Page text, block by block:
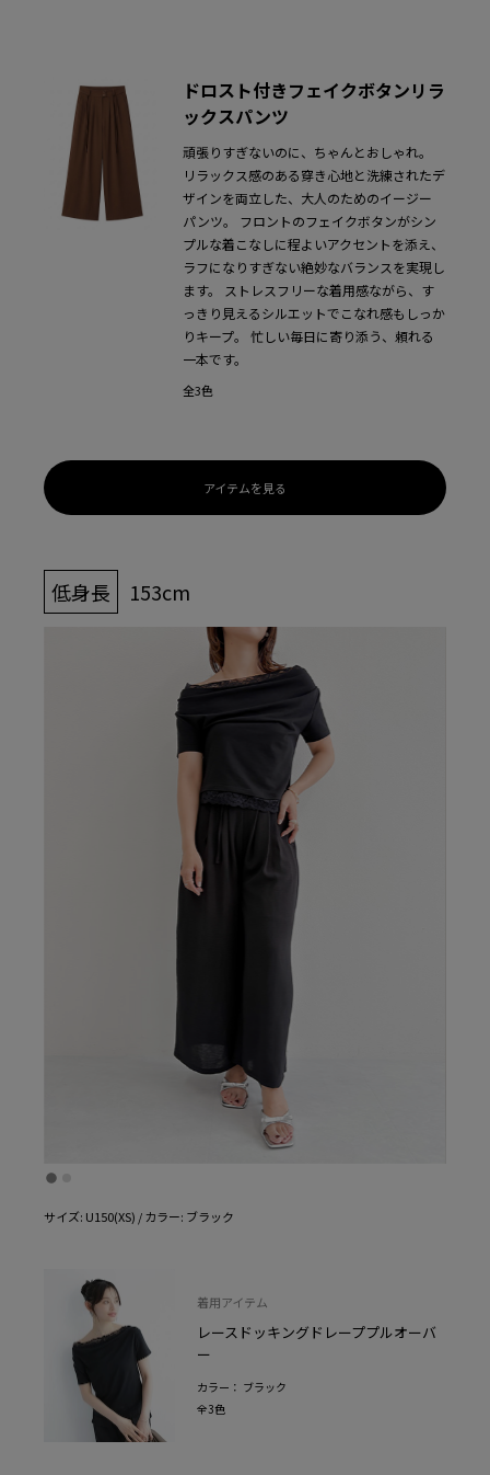
ドロスト付きフェイクボタンリラ
ックスパンツ
頑張りすぎないのに、ちゃんとおしゃれ。
リラックス感のある穿き心地と洗練されたデ
ザインを両立した、大人のためのイージー
パンツ。
フロントのフェイクボタンがシン
プルな着こなしに程よいアクセントを添え、
ラフになりすぎない絶妙なバランスを実現し
ます。
ストレスフリーな着用感ながら、す
っきり見えるシルエットでこなれ感もしっか
りキープ。
忙しい毎日に寄り添う、頼れる
一本です。
全3色
アイテムを見る
低身長 153cm
サイズ: U150(XS) / カラー: ブラック
着用アイテム
レースドッキングドレーププルオーバ
ー
カラー： ブラック
全3色